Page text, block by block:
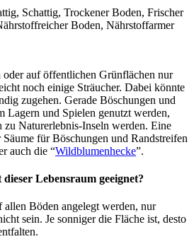
Schattig, Trockener Boden, Frischer
Boden, Nährstoffarmer
auf öffentlichen Grünflächen nur
noch einige Sträucher. Dabei könnte
zugehen. Gerade Böschungen und
Lagern und Spielen genutzt werden,
zu Naturerlebnis-Inseln werden. Eine
für Böschungen und Randstreifen
auch die “Wildblumenhecke”.
Lebensraum geeignet?
Böden angelegt werden, nur
sein. Je sonniger die Fläche ist, desto